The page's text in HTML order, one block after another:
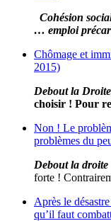
Cohésion
… emploi
Chômage et
2015)
Debout la Droite
choisir ! Pour
Non ! Le
problèmes du
Debout la droite
forte !
Après le
qu’il faut